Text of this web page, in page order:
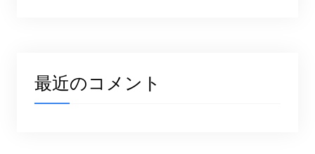
最近のコメント